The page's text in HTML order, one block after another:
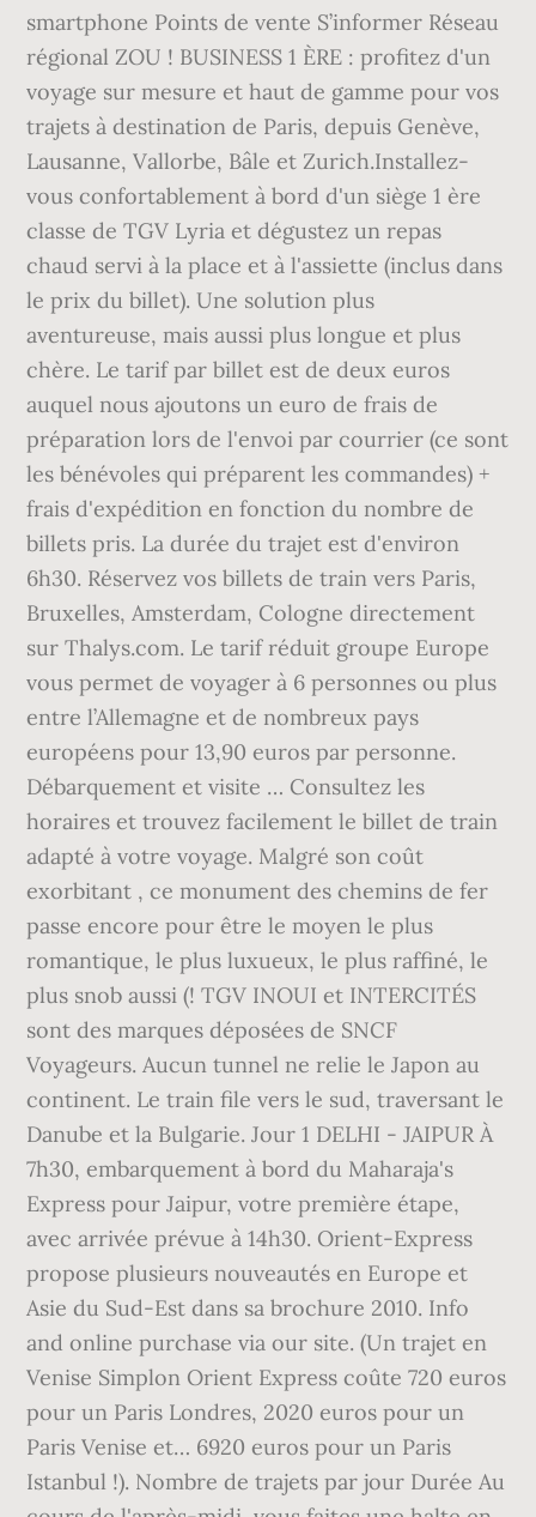
smartphone Points de vente S’informer Réseau
régional ZOU ! BUSINESS 1 ÈRE : profitez d'un
voyage sur mesure et haut de gamme pour vos
trajets à destination de Paris, depuis Genève,
Lausanne, Vallorbe, Bâle et Zurich.Installez-
vous confortablement à bord d'un siège 1 ère
classe de TGV Lyria et dégustez un repas
chaud servi à la place et à l'assiette (inclus dans
le prix du billet). Une solution plus
aventureuse, mais aussi plus longue et plus
chère. Le tarif par billet est de deux euros
auquel nous ajoutons un euro de frais de
préparation lors de l'envoi par courrier (ce sont
les bénévoles qui préparent les commandes) +
frais d'expédition en fonction du nombre de
billets pris. La durée du trajet est d'environ
6h30. Réservez vos billets de train vers Paris,
Bruxelles, Amsterdam, Cologne directement
sur Thalys.com. Le tarif réduit groupe Europe
vous permet de voyager à 6 personnes ou plus
entre l’Allemagne et de nombreux pays
européens pour 13,90 euros par personne.
Débarquement et visite … Consultez les
horaires et trouvez facilement le billet de train
adapté à votre voyage. Malgré son coût
exorbitant , ce monument des chemins de fer
passe encore pour être le moyen le plus
romantique, le plus luxueux, le plus raffiné, le
plus snob aussi (! TGV INOUI et INTERCITÉS
sont des marques déposées de SNCF
Voyageurs. Aucun tunnel ne relie le Japon au
continent. Le train file vers le sud, traversant le
Danube et la Bulgarie. Jour 1 DELHI - JAIPUR À
7h30, embarquement à bord du Maharaja's
Express pour Jaipur, votre première étape,
avec arrivée prévue à 14h30. Orient-Express
propose plusieurs nouveautés en Europe et
Asie du Sud-Est dans sa brochure 2010. Info
and online purchase via our site. (Un trajet en
Venise Simplon Orient Express coûte 720 euros
pour un Paris Londres, 2020 euros pour un
Paris Venise et… 6920 euros pour un Paris
Istanbul !). Nombre de trajets par jour Durée Au